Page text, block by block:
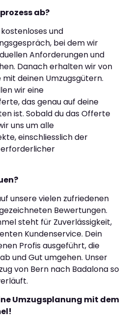
ab?
und
bei dem wir
Anforderungen und
Danach erhalten wir von
deinen Umzugsgütern.
wir eine
das genau auf deine
ist. Sobald du das Offerte
uns um alle
einschliesslich der
unsere vielen zufriedenen
Bewertungen.
steht für Zuverlässigkeit,
Kundenservice. Dein
Profis ausgeführt, die
und Gut umgehen. Unser
von Bern nach Badalona so
Umzugsplanung mit dem